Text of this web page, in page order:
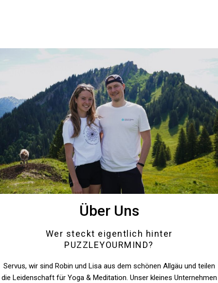
Über Uns
Wer steckt eigentlich hinter
PUZZLEYOURMIND?
Servus, wir sind Robin und Lisa aus dem schönen Allgäu und teilen
die Leidenschaft für Yoga & Meditation. Unser kleines Unternehmen